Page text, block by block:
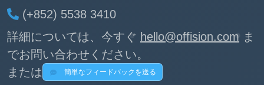
(+852) 5538 3410
詳細については、今すぐ hello@offision.com ま
でお問い合わせください。
または
簡単なフィードバックを送る